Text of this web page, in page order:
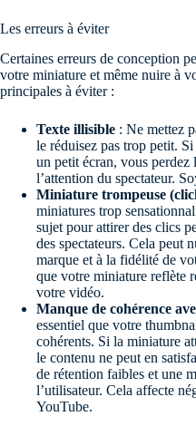
Les erreurs à éviter
Certaines erreurs de conception
votre miniature et même nuire à
principales à éviter :
Texte illisible : Ne mettez
le réduisez pas trop petit.
un petit écran, vous perdez
l’attention du spectateur.
Miniature trompeuse
miniatures trop
sujet pour attirer des clics
des spectateurs. Cela peut
marque et à la fidélité de
que votre miniature reflète
votre vidéo.
Manque de cohérence
essentiel que votre
cohérents. Si la miniature
le contenu ne peut en
de rétention faibles et une
l’utilisateur. Cela affecte
YouTube.